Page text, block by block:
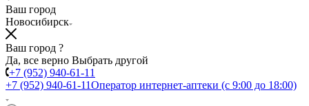
Ваш город
Новосибирск
Ваш город ?
Да, все верно Выбрать другой
+7 (952) 940-61-11
+7 (952) 940-61-11Оператор интернет-аптеки (с 9:00 до 18:00)